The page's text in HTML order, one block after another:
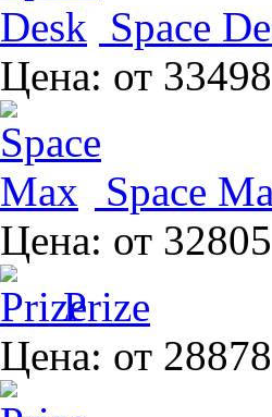
Space
Цена: от
Space
Цена: от
Prize
Цена: от